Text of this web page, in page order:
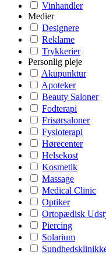
Vinhandler
Medier
Designere
Reklame
Trykkerier
Personlig pleje
Akupunktur
Apoteker
Beauty Saloner
Fodterapi
Frisørsaloner
Fysioterapi
Hørecenter
Helsekost
Kosmetik
Massage
Medical Clinic
Optiker
Ortopædisk
Piercing
Solarium